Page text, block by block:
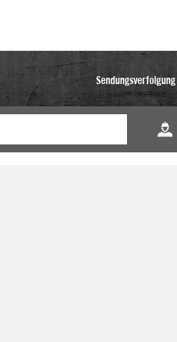
Sendungsverfolgung